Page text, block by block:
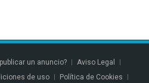
un anuncio?
Aviso Legal
de uso
Política de Cookies